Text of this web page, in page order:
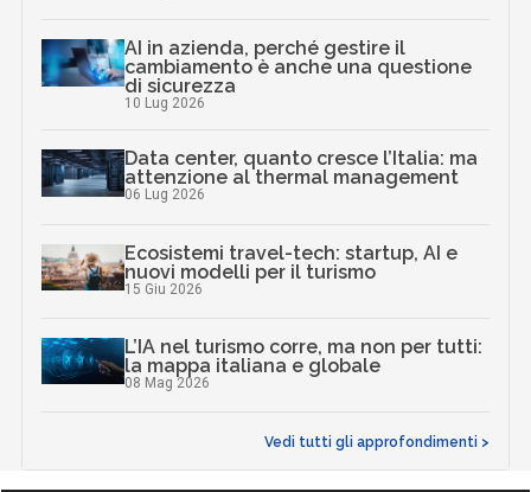
AI in azienda, perché gestire il
cambiamento è anche una questione
di sicurezza
10 Lug 2026
Data center, quanto cresce l’Italia: ma
attenzione al thermal management
06 Lug 2026
Ecosistemi travel-tech: startup, AI e
nuovi modelli per il turismo
15 Giu 2026
L’IA nel turismo corre, ma non per tutti:
la mappa italiana e globale
08 Mag 2026
Vedi tutti gli approfondimenti >